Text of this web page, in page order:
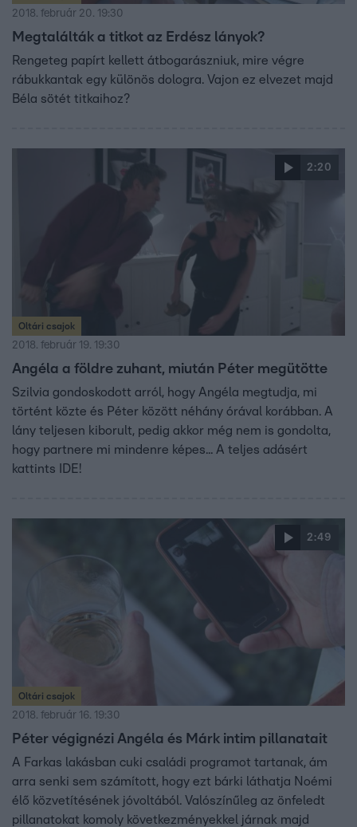
2018. február 20. 19:30
Megtalálták a titkot az Erdész lányok?
Rengeteg papírt kellett átbogarászniuk, mire végre
rábukkantak egy különös dologra. Vajon ez elvezet majd
Béla sötét titkaihoz?
2:20
Oltári csajok
2018. február 19. 19:30
Angéla a földre zuhant, miután Péter megütötte
Szilvia gondoskodott arról, hogy Angéla megtudja, mi
történt közte és Péter között néhány órával korábban. A
lány teljesen kiborult, pedig akkor még nem is gondolta,
hogy partnere mi mindenre képes... A teljes adásért
kattints IDE!
2:49
Oltári csajok
2018. február 16. 19:30
Péter végignézi Angéla és Márk intim pillanatait
A Farkas lakásban cuki családi programot tartanak, ám
arra senki sem számított, hogy ezt bárki láthatja Noémi
élő közvetítésének jóvoltából. Valószínűleg az önfeledt
pillanatokat komoly következményekkel járnak majd